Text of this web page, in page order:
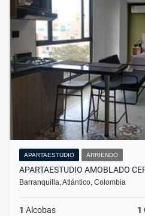
APARTAESTUDIO ARRIENDO
APARTAESTUDIO AMOBLADO
Barranquilla, Atlántico, Colombia
1 Alcobas 1